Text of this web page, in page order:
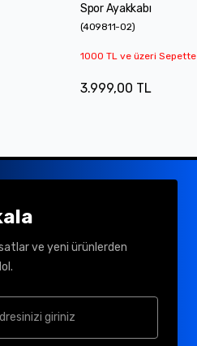
Spor Ayakkabı
(409811-02)
1000 TL ve üzeri
3.999,00 TL
ve yeni ürünlerden